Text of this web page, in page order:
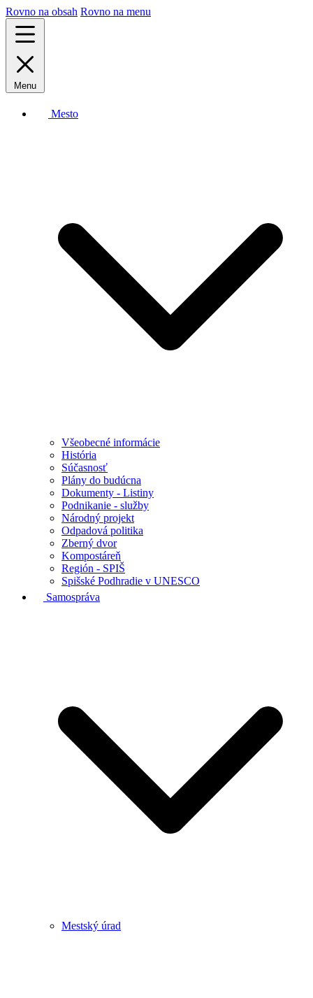
Rovno na obsah Rovno na menu
Menu
Mesto
Všeobecné informácie
História
Súčasnosť
Plány do budúcna
Dokumenty - Listiny
Podnikanie - služby
Národný projekt
Odpadová politika
Zberný dvor
Kompostáreň
Región - SPIŠ
Spišské Podhradie v UNESCO
Samospráva
Mestský úrad